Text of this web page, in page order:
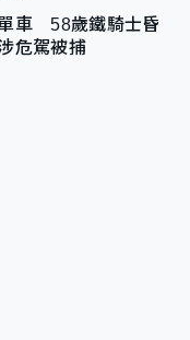
車 58歲鐵騎士昏
危駕被捕